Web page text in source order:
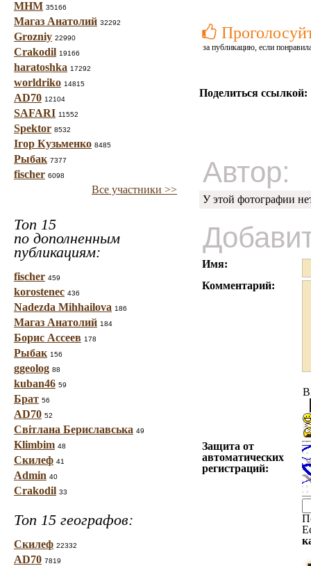
МНМ 35166
Магаз Анатолий 32292
Grozniy 22990
Crakodil 19166
haratoshka 17292
worldriko 14815
AD70 12104
SAFARI 11552
Spektor 8532
Ігор Кузьменко 8485
Рыбак 7377
fischer 6098
Все участники >>
Топ 15
по дополненным
публикациям:
fischer 459
korostenec 436
Nadezda Mihhailova 186
Магаз Анатолий 184
Борис Ассеев 178
Рыбак 156
ggeolog 88
kuban46 59
Брат 56
AD70 52
Світлана Бериславська 49
Klimbim 48
Скилеф 41
Admin 40
Crakodil 33
Топ 15 географов:
Скилеф 22332
AD70 7819
за публикацию, если
Поделиться ссылкой:
Автор:
У этой фотографии
Имя:
Комментарий:
Защита от
автоматических
регистраций: